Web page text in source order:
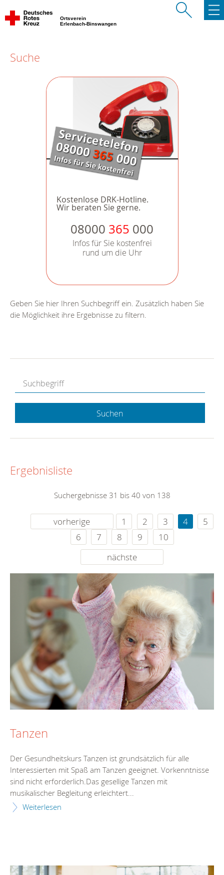
Ortsverein
Erlenbach-Binswangen
Suche
Kostenlose DRK-Hotline.
Wir beraten Sie gerne.
08000 365 000
Infos für Sie kostenfrei
rund um die Uhr
Geben Sie hier Ihren Suchbegriff ein. Zusätzlich haben Sie
die Möglichkeit ihre Ergebnisse zu filtern.
Suchen
Ergebnisliste
Suchergebnisse 31 bis 40 von 138
vorherige 1 2 3 4
5
6
7 8 9
10
nächste
Tanzen
Der Gesundheitskurs Tanzen ist grundsätzlich für alle
Interessierten mit Spaß am Tanzen geeignet. Vorkenntnisse
sind nicht erforderlich.Das gesellige Tanzen mit
musikalischer Begleitung erleichtert...
Weiterlesen